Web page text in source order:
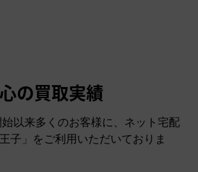
の買取実績
以来多くのお客様に、 ネット宅配
子」をご利用いただいておりま